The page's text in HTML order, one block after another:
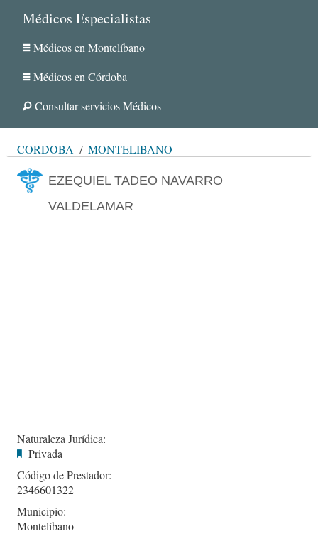
Médicos Especialistas
Médicos en Montelíbano
Médicos en Córdoba
Consultar servicios Médicos
CÓRDOBA MONTELÍBANO
EZEQUIEL TADEO NAVARRO
VALDELAMAR
Naturaleza Jurídica:
Privada
Código de Prestador:
2346601322
Municipio:
Montelíbano